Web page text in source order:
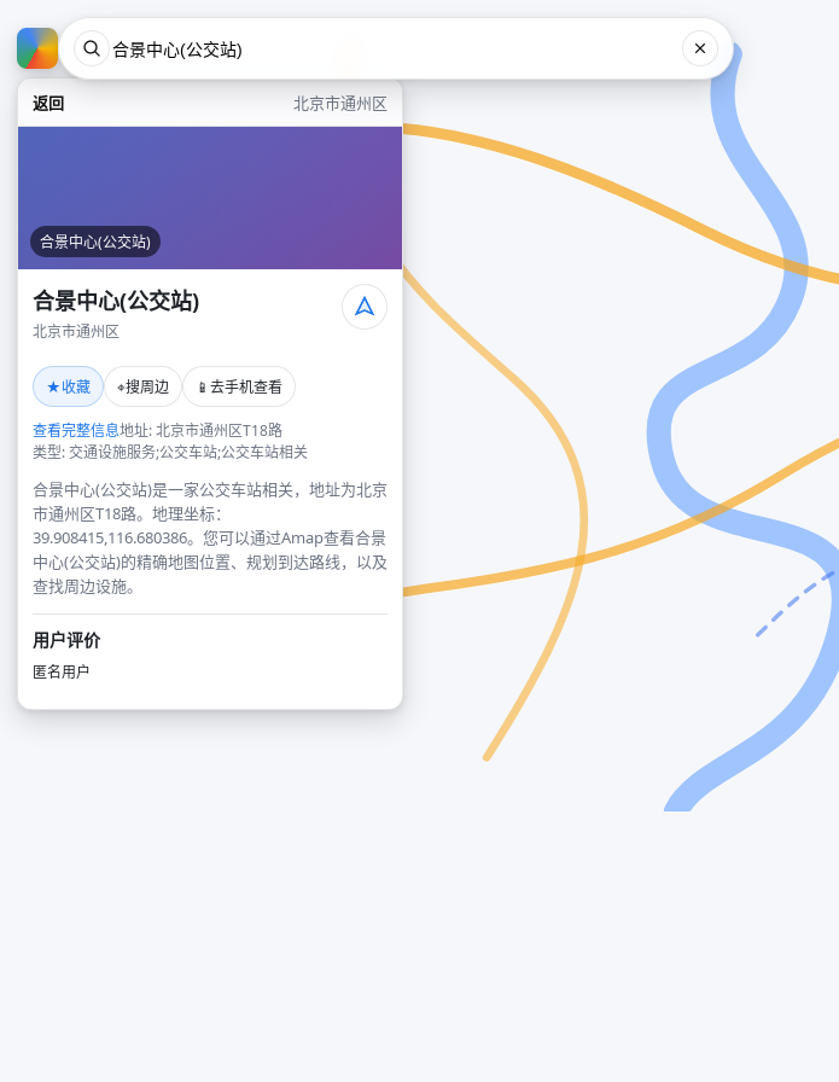
返回 北京市通州区
合景中心(公交站)
合景中心(公交站)
北京市通州区
★收藏 ⌖搜周边 📱 去手机查看
查看完整信息地址: 北京市通州区T18路
类型: 交通设施服务;公交车站;公交车站相关
合景中心(公交站)是一家公交车站相关，地址为北京
市通州区T18路。地理坐标：
39.908415,116.680386。您可以通过Amap查看合景
中心(公交站)的精确地图位置、规划到达路线，以及
查找周边设施。
用户评价
匿名用户